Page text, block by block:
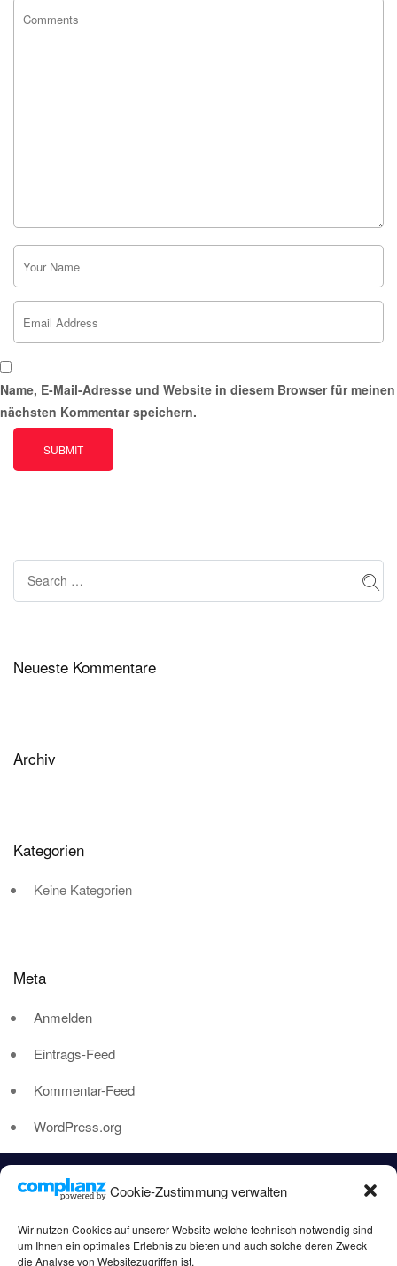
Cookie-Zustimmung verwalten
Wir nutzen Cookies auf unserer Website welche technisch notwendig sind
um Ihnen ein optimales Erlebnis zu bieten und auch solche deren Zweck
die Analyse von Websitezugriffen ist.
Name, E-Mail-Adresse und Website in diesem Browser für meinen
nächsten Kommentar speichern.
Neueste Kommentare
Archiv
Kategorien
Keine Kategorien
Meta
Anmelden
Eintrags-Feed
Kommentar-Feed
WordPress.org